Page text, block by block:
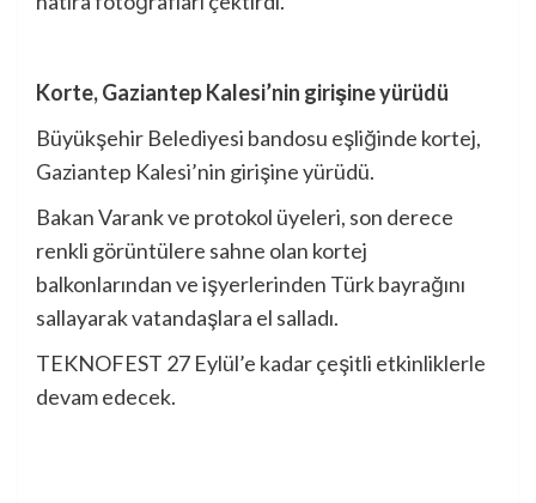
Korte, Gaziantep Kalesi’nin girişine yürüdü
Büyükşehir Belediyesi bandosu eşliğinde kortej,
Gaziantep Kalesi’nin girişine yürüdü.
Bakan Varank ve protokol üyeleri, son derece
renkli görüntülere sahne olan kortej
balkonlarından ve işyerlerinden Türk bayrağını
sallayarak vatandaşlara el salladı.
TEKNOFEST 27 Eylül’e kadar çeşitli etkinliklerle
devam edecek.